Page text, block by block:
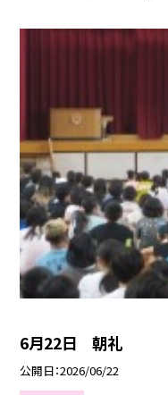
6月22日 朝礼
公開日 2026/06/22